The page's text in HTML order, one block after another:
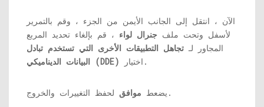
الآن ، انتقل إلى الجانب الأيمن من الجزء ، وقم بالتمرير
لأسفل وتحت ملف جنرال لواء ، قم بإلغاء تحديد المربع
المجاور لـ تجاهل التطبيقات الأخرى التي تستخدم تبادل
البيانات الديناميكي (DDE)
اختيار.
يضعط موافق لحفظ التغييرات والخروج.